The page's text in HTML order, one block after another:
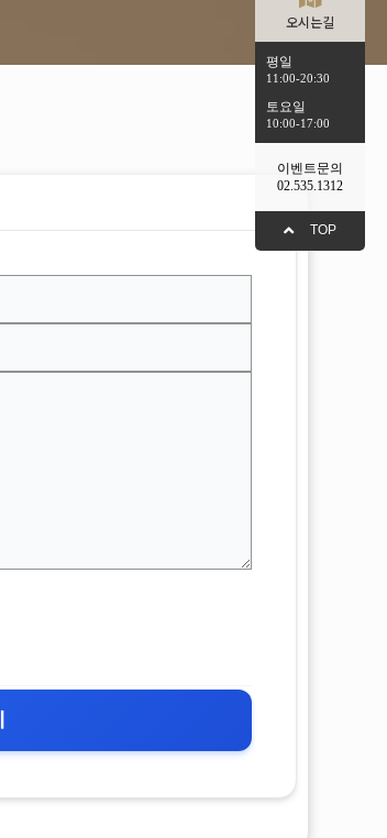
오시는길
평일
11:00-20:30
토요일
10:00-17:00
이벤트문의
02.535.1312
TOP